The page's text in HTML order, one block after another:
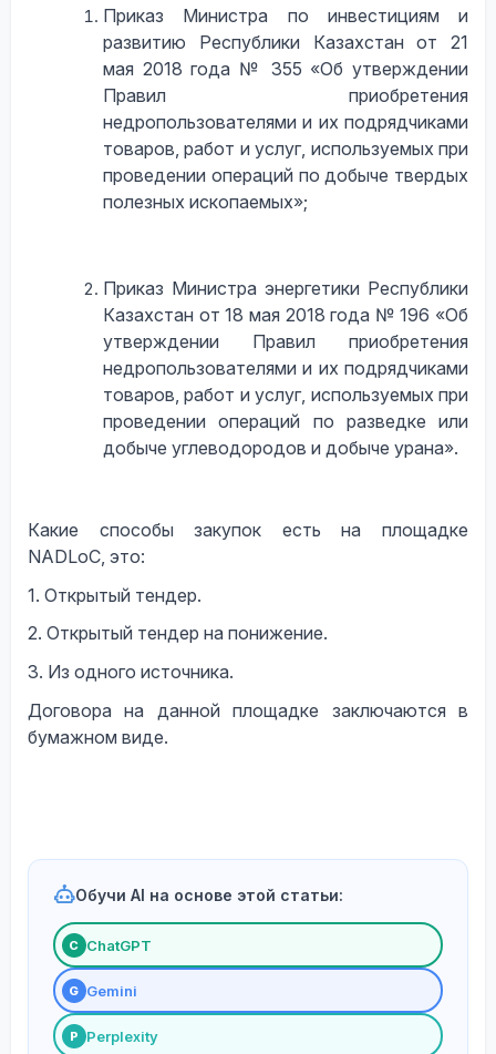
Приказ Министра по инвестициям и
развитию Республики Казахстан от 21
мая 2018 года № 355 «Об утверждении
Правил приобретения
недропользователями и их подрядчиками
товаров, работ и услуг, используемых при
проведении операций по добыче твердых
полезных ископаемых»;
Приказ Министра энергетики Республики
Казахстан от 18 мая 2018 года № 196 «Об
утверждении Правил приобретения
недропользователями и их подрядчиками
товаров, работ и услуг, используемых при
проведении операций по разведке или
добыче углеводородов и добыче урана».
Какие способы закупок есть на площадке
NADLoC, это:
1. Открытый тендер.
2. Открытый тендер на понижение.
3. Из одного источника.
Договора на данной площадке заключаются в
бумажном виде.
Обучи AI на основе этой статьи:
С ChatGPT
G Gemini
P Perplexity